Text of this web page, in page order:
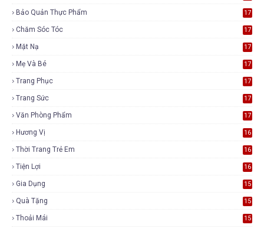
Bảo Quản Thực Phẩm 17
Chăm Sóc Tóc 17
Mặt Nạ 17
Mẹ Và Bé 17
Trang Phục 17
Trang Sức 17
Văn Phòng Phẩm 17
Hương Vị 16
Thời Trang Trẻ Em 16
Tiện Lợi 16
Gia Dụng 15
Quà Tặng 15
Thoải Mái 15